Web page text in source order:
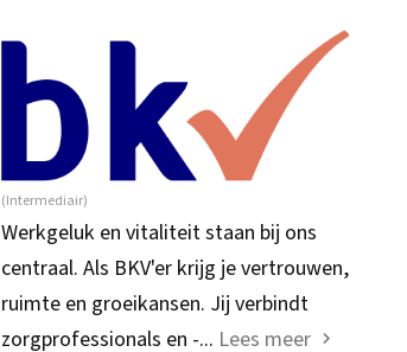
(Intermediair)
Werkgeluk en vitaliteit staan bij ons
centraal. Als BKV'er krijg je vertrouwen,
ruimte en groeikansen. Jij verbindt
zorgprofessionals en -... Lees meer